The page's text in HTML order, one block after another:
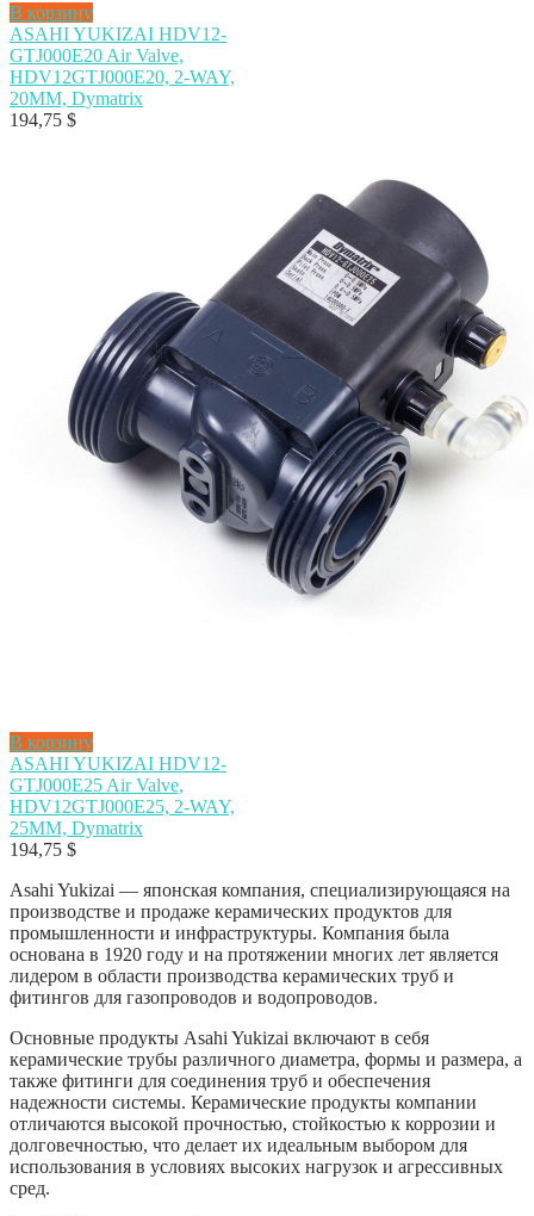
В корзину
ASAHI YUKIZAI HDV12-
GTJ000E20 Air Valve,
HDV12GTJ000E20, 2-WAY,
20MM, Dymatrix
194,75 $
В корзину
ASAHI YUKIZAI HDV12-
GTJ000E25 Air Valve,
HDV12GTJ000E25, 2-WAY,
25MM, Dymatrix
194,75 $
Asahi Yukizai — японская компания, специализирующаяся на
производстве и продаже керамических продуктов для
промышленности и инфраструктуры. Компания была
основана в 1920 году и на протяжении многих лет является
лидером в области производства керамических труб и
фитингов для газопроводов и водопроводов.
Основные продукты Asahi Yukizai включают в себя
керамические трубы различного диаметра, формы и размера, а
также фитинги для соединения труб и обеспечения
надежности системы. Керамические продукты компании
отличаются высокой прочностью, стойкостью к коррозии и
долговечностью, что делает их идеальным выбором для
использования в условиях высоких нагрузок и агрессивных
сред.